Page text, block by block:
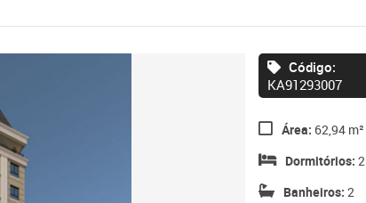
Código:
KA91293007
Área: 62,94 m²
Dormitórios: 2
Banheiros: 2